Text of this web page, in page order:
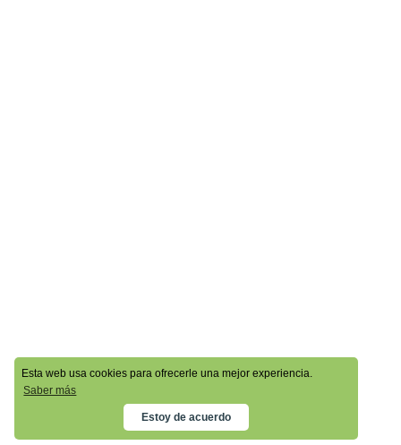
Esta web usa cookies para ofrecerle una mejor experiencia.
Saber más
Estoy de acuerdo